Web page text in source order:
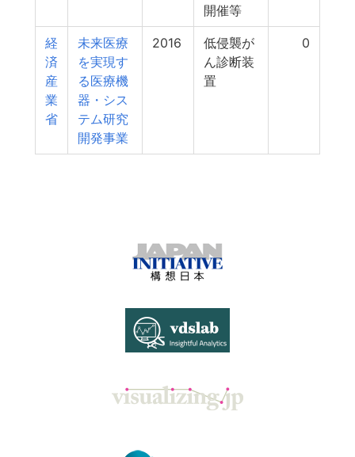
開催等
経
済
産
業
省
未来医療
を実現す
る医療機
器・シス
テム研究
開発事業
2016
低侵襲が
ん診断装
置
0